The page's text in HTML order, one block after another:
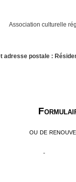
Association culturelle
adresse postale :
ou de